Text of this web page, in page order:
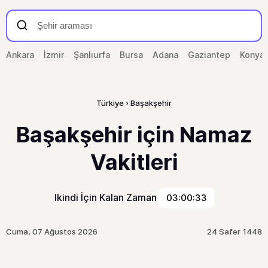
Ankara İzmir Şanlıurfa Bursa Adana Gaziantep Konya
Türkiye Başakşehir
Başakşehir için Namaz
Vakitleri
Ikindi İçin Kalan Zaman 03:00:33
Cuma, 07 Ağustos 2026 24 Safer 1448